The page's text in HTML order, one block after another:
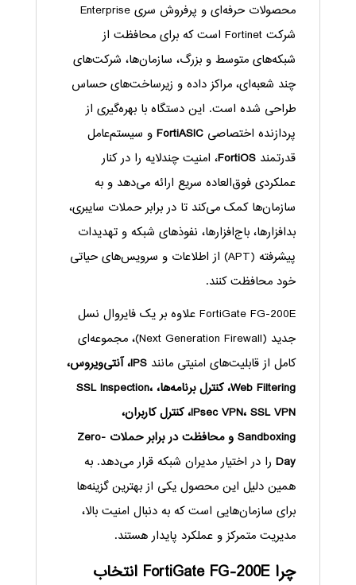
محصولات حرفه‌ای و پرفروش سری Enterprise
شرکت Fortinet است که برای محافظت از
شبکه‌های متوسط و بزرگ، سازمان‌ها، شرکت‌های
چند شعبه‌ای، مراکز داده و زیرساخت‌های حساس
طراحی شده است. این دستگاه با بهره‌گیری از
پردازنده اختصاصی FortiASICو سیستم‌عامل
قدرتمند FortiOS، امنیت چندلایه را در کنار
عملکردی فوق‌العاده سریع ارائه می‌دهد و به
سازمان‌ها کمک می‌کند تا در برابر حملات سایبری،
بدافزارها، باج‌افزارها، نفوذهای شبکه و تهدیدات
پیشرفته (APT) از اطلاعات و سرویس‌های حیاتی
خود محافظت کنند.
FortiGate FG-200E علاوه بر یک فایروال نسل
جدید (Next Generation Firewall)، مجموعه‌ای
کامل از قابلیت‌های امنیتی مانند
IPS، آنتی‌ویروس،
Web Filtering، کنترل برنامه‌ها، SSL Inspection،
IPsec VPN، SSL VPN، کنترل کاربران،
Sandboxing و محافظت در برابر حملات Zero-
Dayرا در اختیار مدیران شبکه قرار می‌دهد. به
همین دلیل این محصول یکی از بهترین گزینه‌ها
برای سازمان‌هایی است که به دنبال امنیت بالا،
مدیریت متمرکز و عملکرد پایدار هستند.
چرا FortiGate FG-200E انتخاب